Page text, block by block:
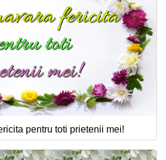
pentru toti prietenii mei!